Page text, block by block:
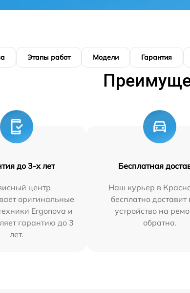
Этапы работ Модели Гарантия
до 3-х лет
центр
оригинальные
Ergonova и
гарантию до 3
лет.
Бесплатная
Наш курьер в
бесплатно
устройство на
обратно.